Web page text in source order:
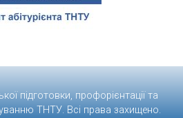
підготовки, профорієнтації та
ТНТУ. Всі права захищено.